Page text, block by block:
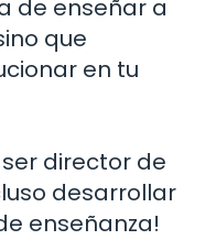
de enseñar a
que
en tu
ser director de
desarrollar
enseñanza!